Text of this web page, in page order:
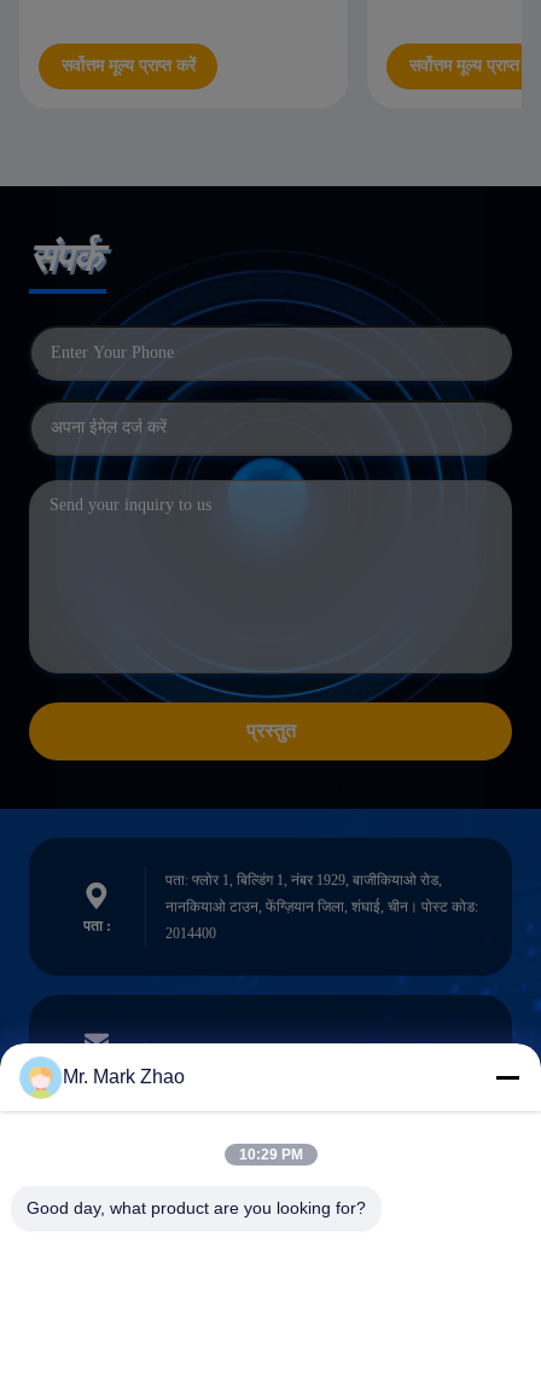
सर्वोत्तम मूल्य प्राप्त करें सर्वोत्तम मूल्य प्राप्त
संपर्क
प्रस्तुत
पता :
पता: फ्लोर 1, बिल्डिंग 1, नंबर 1929, बाजीकियाओ रोड,
नानकियाओ टाउन, फेंग्ज़ियान जिला, शंघाई, चीन। पोस्ट कोड:
2014400
ईमेल
फ़ोन :
Mr. Mark Zhao
10:29 PM
Good day, what product are you looking for?